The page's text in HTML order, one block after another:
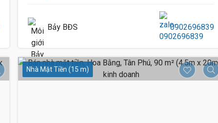
Bảy BĐS 0902696839
Nhà Mặt Tiền (15 m)